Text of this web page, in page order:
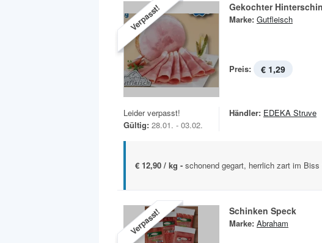
Verpasst! Gekochter
Marke: Gutfleisch
Preis: € 1,29
Leider verpasst!
Gültig: 28.01. - 03.02.
Händler: EDEKA Struve
€ 12,90 / kg - schonend gegart, herrlich zart im Biss
Verpasst! Schinken Speck
Marke: Abraham